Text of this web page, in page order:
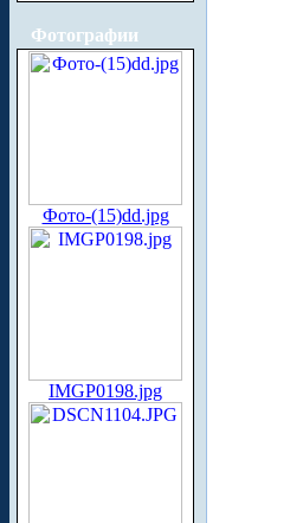
Фотографии
Фото-(15)dd.jpg
IMGP0198.jpg